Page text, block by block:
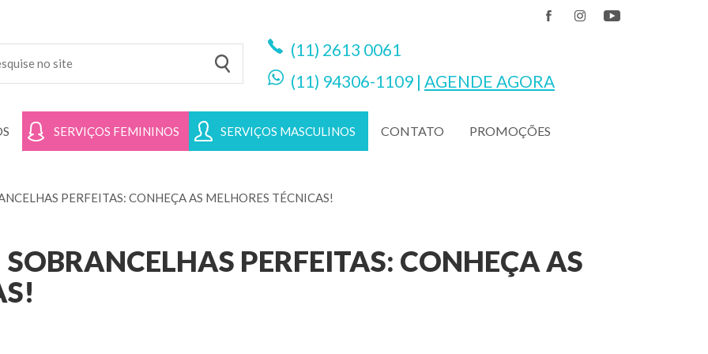
(11) 2613 0061
(11) 94306-1109 | AGENDE AGORA
SERVIÇOS FEMININOS SERVIÇOS MASCULINOS CONTATO PROMOÇÕES
PERFEITAS: CONHEÇA AS MELHORES TÉCNICAS!
PERFEITAS: CONHEÇA AS